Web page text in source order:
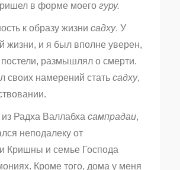
в форме моего гуру.
к образу жизни садху. У
жизни, и я был вполне уверен,
размышлял о смерти.
своих намерений стать садху,
из Радха Валлабха сампрадаи,
неподалеку от
Кришны и семье Господа
Кроме того, дома у меня